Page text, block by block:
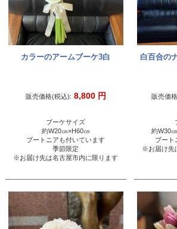
カラーのアームブーケ3白
販売価格(税込): 8,800 円
ブーケサイズ
約W20㎝×H60㎝
ブートニアも付いています
季節限定
※お届け先は名古屋市内に限ります
白百合の
販売価
約W30
ブート
※お届け先